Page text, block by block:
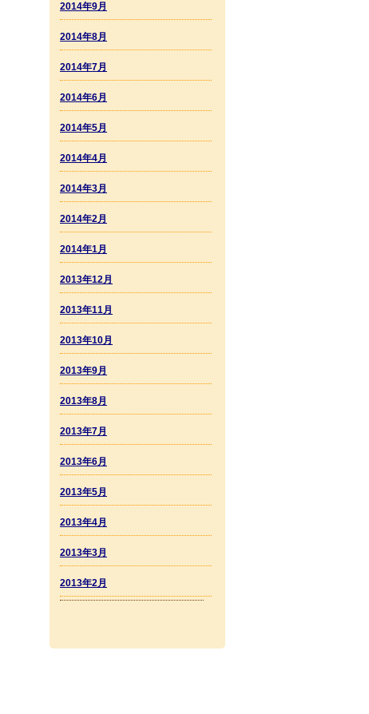
2014年9月
2014年8月
2014年7月
2014年6月
2014年5月
2014年4月
2014年3月
2014年2月
2014年1月
2013年12月
2013年11月
2013年10月
2013年9月
2013年8月
2013年7月
2013年6月
2013年5月
2013年4月
2013年3月
2013年2月